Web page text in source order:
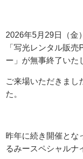
2026年5月29日（金
「写光レンタル販
ー」が無事終了いた
ご来場いただきまし
た。
昨年に続き開催とな
るみースペシャルナ